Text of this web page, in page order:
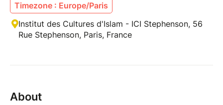
Timezone : Europe/Paris
Institut des Cultures d'Islam - ICI Stephenson, 56
Rue Stephenson, Paris, France
About